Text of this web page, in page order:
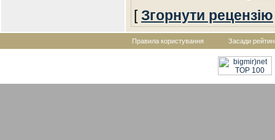
[Згорнути рецензію
Правила користування Засади